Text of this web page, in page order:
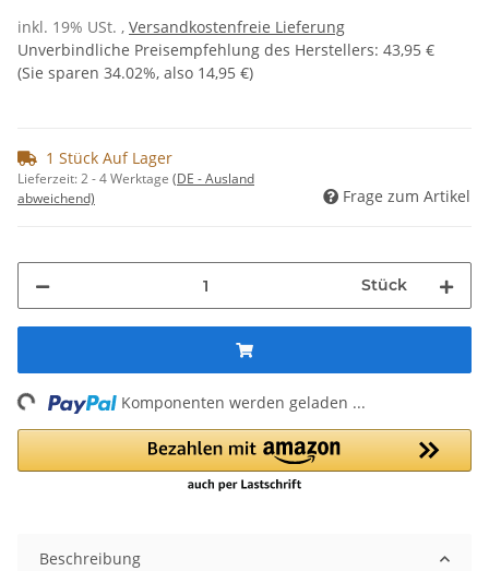
inkl. 19% USt. , Versandkostenfreie Lieferung
Unverbindliche Preisempfehlung des Herstellers: 43,95 €
(Sie sparen 34.02%, also 14,95 €)
1 Stück Auf Lager
Lieferzeit:2 - 4 Werktage (DE - Ausland
abweichend)
Frage zum Artikel
Stück
Komponenten werden geladen ...
Beschreibung